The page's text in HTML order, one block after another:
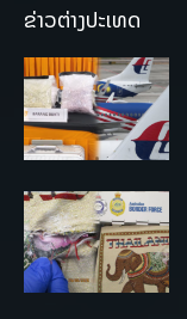
ຂ່າວຕ່າງປະເທດ